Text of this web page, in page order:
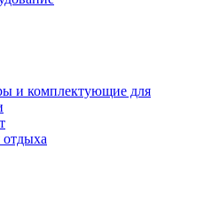
и комплектующие для